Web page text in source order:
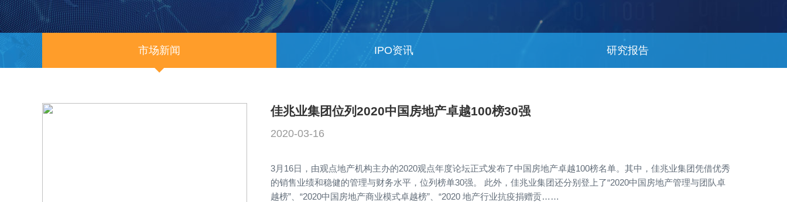
市场新闻 IPO资讯 研究报告
佳兆业集团位列2020中国房地产卓越100榜30强
2020-03-16
3月16日，由观点地产机构主办的2020观点年度论坛正式发布了中国房地产卓越100榜名单。其中，佳兆业集团凭借优秀
的销售业绩和稳健的管理与财务水平，位列榜单30强。 此外，佳兆业集团还分别登上了“2020中国房地产管理与团队卓
越榜”、“2020中国房地产商业模式卓越榜”、“2020 地产行业抗疫捐赠贡……